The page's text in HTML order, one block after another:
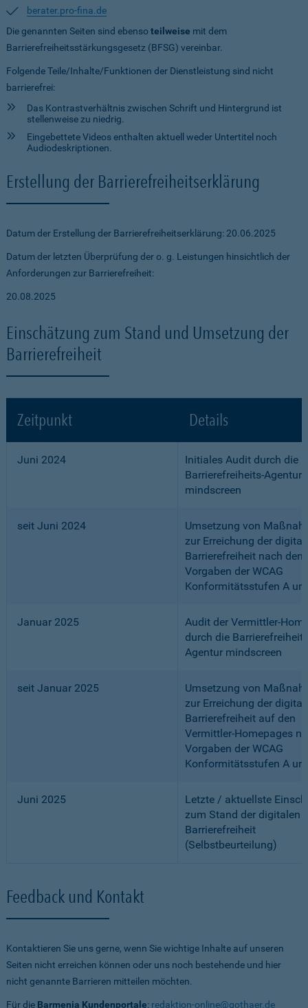
berater.pro-fina.de
Die genannten Seiten sind ebensoteilweise mit dem
Barrierefreiheitsstärkungsgesetz (BFSG) vereinbar.
Folgende Teile/Inhalte/Funktionen der Dienstleistung sind nicht
barrierefrei:
Das Kontrastverhältnis zwischen Schrift und Hintergrund ist
stellenweise zu niedrig.
Eingebettete Videos enthalten aktuell weder Untertitel noch
Audiodeskriptionen.
Erstellung der Barrierefreiheitserklärung
Datum der Erstellung der Barrierefreiheitserklärung: 20.06.2025
Datum der letzten Überprüfung der o. g. Leistungen hinsichtlich der
Anforderungen zur Barrierefreiheit:
20.08.2025
Einschätzung zum Stand und Umsetzung der
Barrierefreiheit
Zeitpunkt Details
Juni 2024
Initiales Audit durch die
Barrierefreiheits-Agentur
mindscreen
seit Juni 2024
Umsetzung von
zur Erreichung der
Barrierefreiheit nach den
Vorgaben der WCAG
Konformitätsstufen A
Januar 2025
Audit der Vermittler-
durch die
Agentur mindscreen
seit Januar 2025
Umsetzung von
zur Erreichung der
Barrierefreiheit auf den
Vermittler-Homepages
Vorgaben der WCAG
Konformitätsstufen A
Juni 2025
Letzte / aktuellste
zum Stand der digitalen
Barrierefreiheit
(Selbstbeurteilung)
Feedback und Kontakt
Kontaktieren Sie uns gerne, wenn Sie wichtige Inhalte auf unseren
Seiten nicht erreichen können oder uns noch bestehende und hier
nicht genannte Barrieren mitteilen möchten.
Für die Barmenia Kundenportale: redaktion-online@gothaer.de